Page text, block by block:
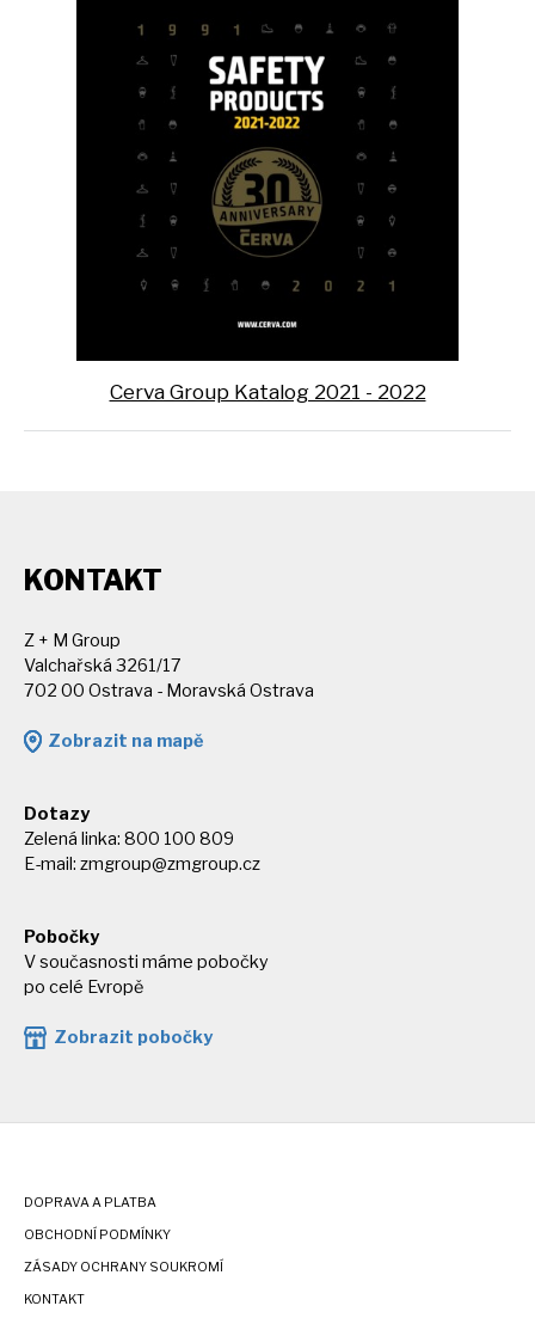
Cerva Group Katalog 2021 - 2022
KONTAKT
Z + M Group
Valchařská 3261/17
702 00 Ostrava - Moravská Ostrava
Zobrazit na mapě
Dotazy
Zelená linka: 800 100 809
E-mail: zmgroup@zmgroup.cz
Pobočky
V současnosti máme pobočky
po celé Evropě
Zobrazit pobočky
DOPRAVA A PLATBA
OBCHODNÍ PODMÍNKY
ZÁSADY OCHRANY SOUKROMÍ
KONTAKT